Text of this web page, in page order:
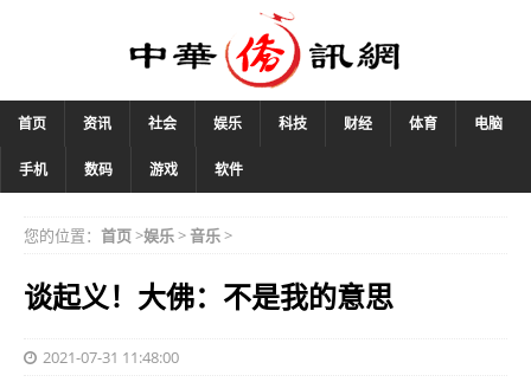
首页 资讯 社会 娱乐 科技 财经 体育 电脑
手机 数码 游戏 软件
您的位置： 首页>娱乐>音乐>
谈起义！大佛：不是我的意思
2021-07-31 11:48:00